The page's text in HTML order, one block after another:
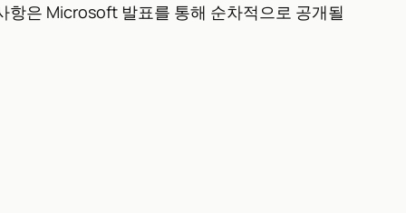
은 Microsoft 발표를 통해 순차적으로 공개될